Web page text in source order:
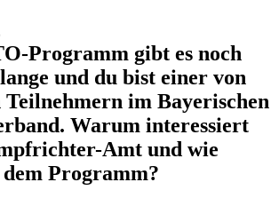
Programm gibt es noch
und du bist einer von
im Bayerischen
Warum interessiert
Amt und wie
Programm?